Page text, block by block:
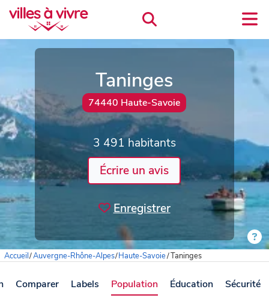
Taninges
74440 Haute-Savoie
3 491 habitants
Écrire un avis
Enregistrer
Accueil/Auvergne-Rhône-Alpes/Haute-Savoie/Taninges
Comparer Labels Population Éducation Sécurité